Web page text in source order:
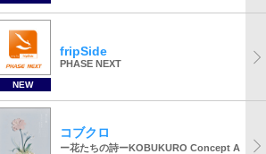
NEW
fripSide
PHASE NEXT
コブクロ
ー花たちの詩ーKOBUKURO Concept A